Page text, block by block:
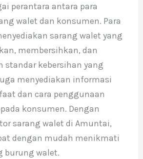
perantara antara para
walet dan konsumen. Para
sarang walet yang
membersihkan, dan
standar kebersihan yang
menyediakan informasi
dan cara penggunaan
konsumen. Dengan
sarang walet di Amuntai,
dengan mudah menikmati
burung walet.